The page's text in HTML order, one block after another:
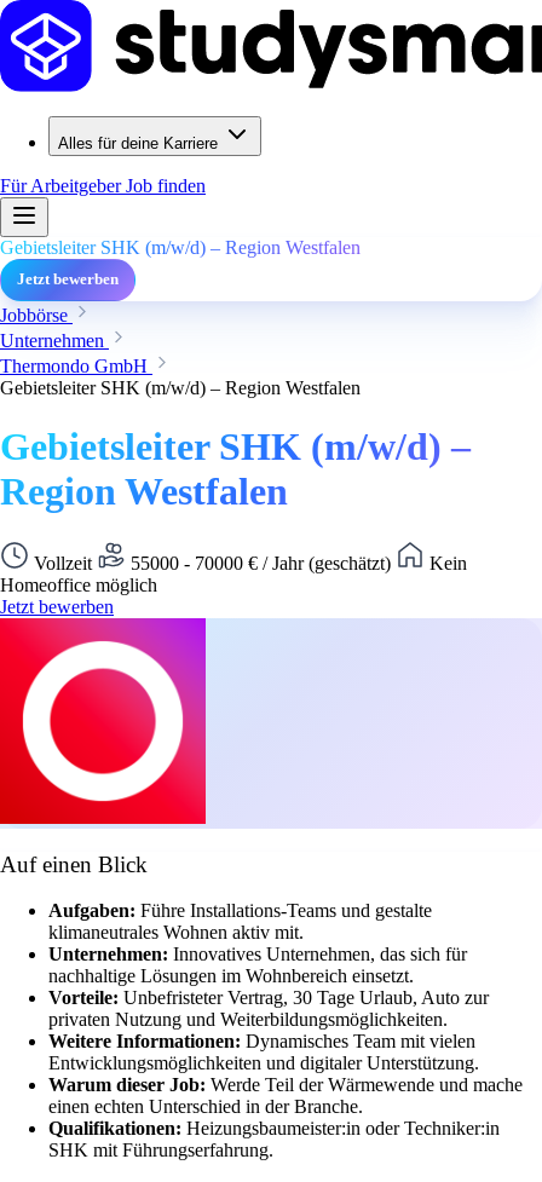
Alles für deine Karriere
Für ArbeitgeberJob finden
Gebietsleiter SHK (m/w/d) – Region Westfalen
Jetzt bewerben
Jobbörse
Unternehmen
Thermondo GmbH
Gebietsleiter SHK (m/w/d) – Region Westfalen
Gebietsleiter SHK (m/w/d) –
Region Westfalen
Vollzeit 55000 - 70000 € / Jahr (geschätzt)
Kein
Homeoffice möglich
Jetzt bewerben
Auf einen Blick
Aufgaben: Führe Installations-Teams und gestalte
klimaneutrales Wohnen aktiv mit.
Unternehmen: Innovatives Unternehmen, das sich für
nachhaltige Lösungen im Wohnbereich einsetzt.
Vorteile: Unbefristeter Vertrag, 30 Tage Urlaub, Auto zur
privaten Nutzung und Weiterbildungsmöglichkeiten.
Weitere Informationen: Dynamisches Team mit vielen
Entwicklungsmöglichkeiten und digitaler Unterstützung.
Warum dieser Job: Werde Teil der Wärmewende und mache
einen echten Unterschied in der Branche.
Qualifikationen: Heizungsbaumeister:in oder Techniker:in
SHK mit Führungserfahrung.